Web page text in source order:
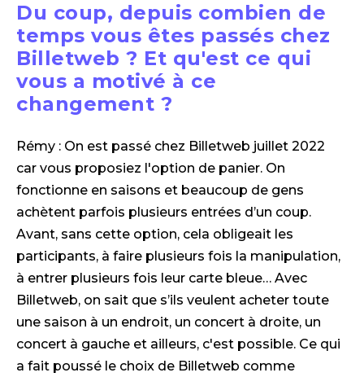
Du coup, depuis combien de
temps vous êtes passés chez
Billetweb ? Et qu'est ce qui
vous a motivé à ce
changement ?
Rémy : On est passé chez Billetweb juillet 2022
car vous proposiez l'option de panier. On
fonctionne en saisons et beaucoup de gens
achètent parfois plusieurs entrées d’un coup.
Avant, sans cette option, cela obligeait les
participants, à faire plusieurs fois la manipulation,
à entrer plusieurs fois leur carte bleue… Avec
Billetweb, on sait que s’ils veulent acheter toute
une saison à un endroit, un concert à droite, un
concert à gauche et ailleurs, c'est possible. Ce qui
a fait poussé le choix de Billetweb comme